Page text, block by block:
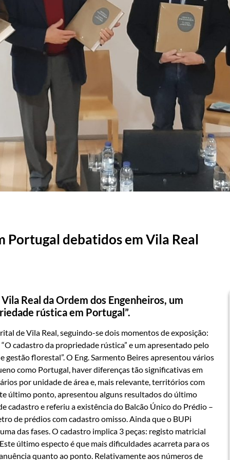
Portugal debatidos em Vila Real
Real da Ordem dos Engenheiros, um
rústica em Portugal”.
de Vila Real, seguindo-se dois momentos de exposição:
cadastro da propriedade rústica” e um apresentado pelo
gestão florestal”. O Eng. Sarmento Beires apresentou vários
como Portugal, haver diferenças tão significativas em
por unidade de área e, mais relevante, territórios com
último ponto, apresentou alguns resultados do último
cadastro e referiu a existência do Balcão Único do Prédio –
de prédios com cadastro omisso. Ainda que o BUPi
das fases. O cadastro implica 3 peças: registo matricial
último especto é que mais dificuldades acarreta para os
quanto ao ponto. Relativamente aos números de